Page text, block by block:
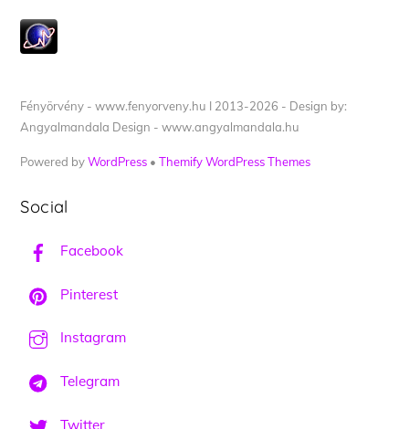
Fényörvény - www.fenyorveny.hu I 2013-2026 - Design by:
Angyalmandala Design - www.angyalmandala.hu
Powered byWordPress •Themify WordPress Themes
Social
Facebook
Pinterest
Instagram
Telegram
Twitter